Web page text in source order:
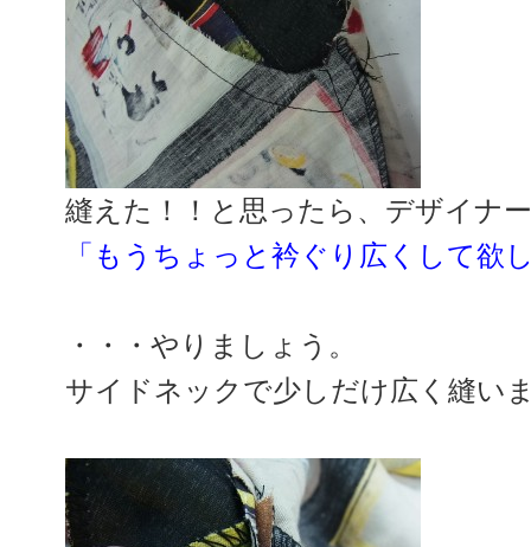
縫えた！！と思ったら、デザイナ
「もうちょっと衿ぐり広くして欲
・・・やりましょう。
サイドネックで少しだけ広く縫い